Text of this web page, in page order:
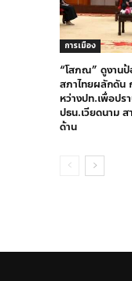
การเมือง
“โสภณ” ดูงาน
สภาไทยผลักดัน
หว่างปท.เพื่อปร
ปธน.เวียดนาม
ด้าน